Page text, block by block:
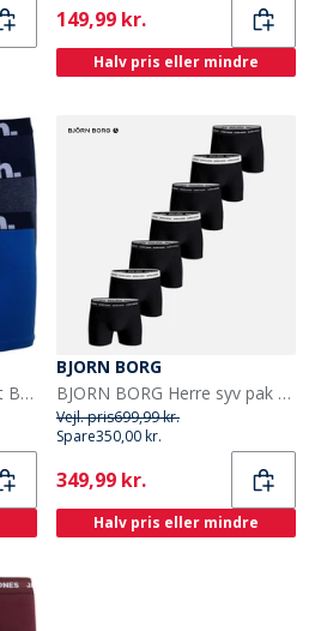
Current
149,99 kr.
Halv pris eller mindre
Bench Drengenes Bennett Boxer-pakke med 5 par Blå
BJORN BORG
BJORN BORG Herre syv pak bomuld stretch bokser multipack 2
Vejl. pris699,99 kr.
Spare350,00 kr.
Current
349,99 kr.
Halv pris eller mindre